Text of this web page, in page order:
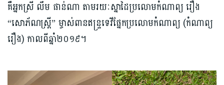
គឺអ្នកស្រី លឹម ផាន់ណា តាមរយៈស្នាដៃប្រលោមកំណាព្យ រឿង
“សោភ័ណស្ត្រី” ម្ចាស់ពានឥន្ទ្រទេវីផ្នែកប្រលោមកំណាព្យ (កំណាព្យ
រឿង) កាលពីឆ្នាំ២០១៩។